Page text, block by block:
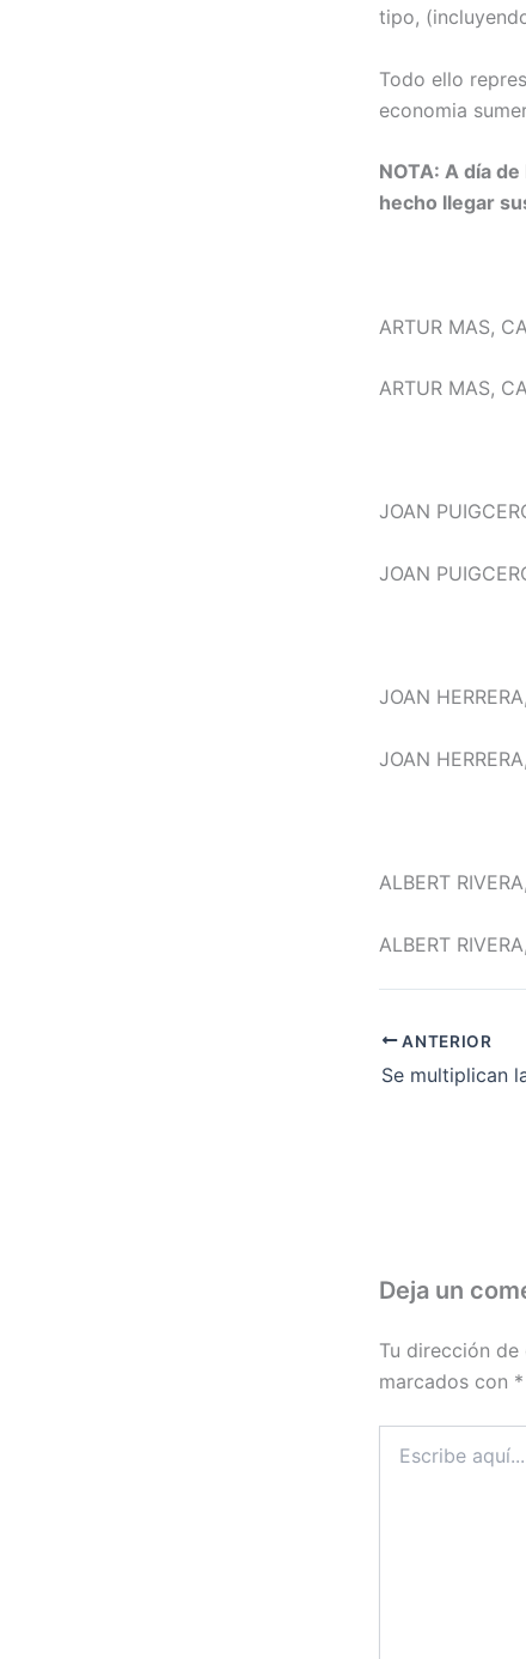
tipo,
Todo ello
economia
NOTA: A día
hecho llegar
ARTUR MAS,
ARTUR MAS,
JOAN
JOAN
JOAN
JOAN
ALBERT
ALBERT
ANTERIOR
Deja un
Tu dirección
marcados con *
aquí...